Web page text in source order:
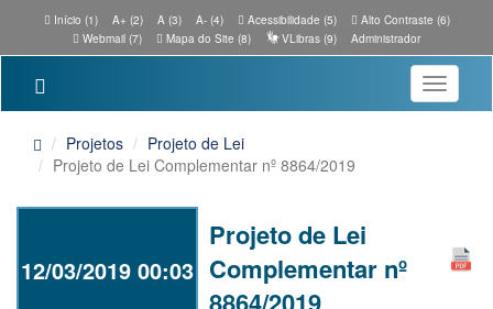
Início (1) A+ (2) A (3) A- (4) Acessibilidade (5)
Alto Contraste (6)
Webmail (7)
Mapa do Site (8) VLibras (9) Administrador
Toggle
Projetos
Projeto de Lei
Projeto de Lei Complementar nº 8864/2019
12/03/2019 00:03
Projeto de Lei
Complementar nº